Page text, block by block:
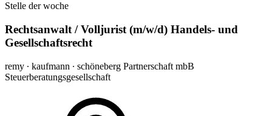
Stelle der woche
Rechtsanwalt / Volljurist (m/w/d) Handels- und
Gesellschaftsrecht
remy ∙ kaufmann ∙ schöneberg Partnerschaft mbB
Steuerberatungsgesellschaft